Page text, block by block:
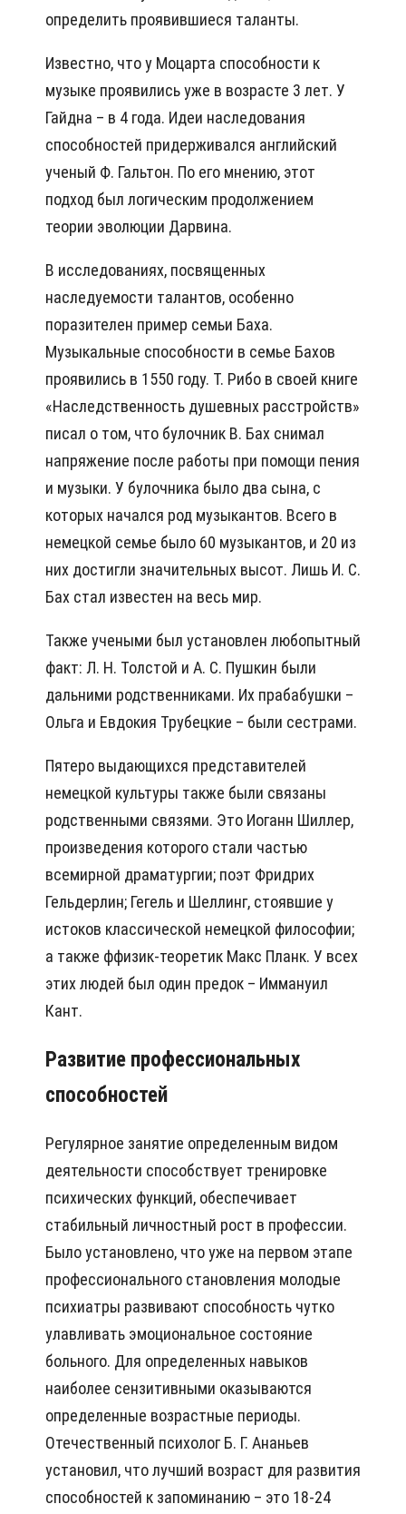
определить проявившиеся таланты.
Известно, что у Моцарта способности к
музыке проявились уже в возрасте 3 лет. У
Гайдна – в 4 года. Идеи наследования
способностей придерживался английский
ученый Ф. Гальтон. По его мнению, этот
подход был логическим продолжением
теории эволюции Дарвина.
В исследованиях, посвященных
наследуемости талантов, особенно
поразителен пример семьи Баха.
Музыкальные способности в семье Бахов
проявились в 1550 году. Т. Рибо в своей книге
«Наследственность душевных расстройств»
писал о том, что булочник В. Бах снимал
напряжение после работы при помощи пения
и музыки. У булочника было два сына, с
которых начался род музыкантов. Всего в
немецкой семье было 60 музыкантов, и 20 из
них достигли значительных высот. Лишь И. С.
Бах стал известен на весь мир.
Также учеными был установлен любопытный
факт: Л. Н. Толстой и А. С. Пушкин были
дальними родственниками. Их прабабушки –
Ольга и Евдокия Трубецкие – были сестрами.
Пятеро выдающихся представителей
немецкой культуры также были связаны
родственными связями. Это Иоганн Шиллер,
произведения которого стали частью
всемирной драматургии; поэт Фридрих
Гельдерлин; Гегель и Шеллинг, стоявшие у
истоков классической немецкой философии;
а также ффизик-теоретик Макс Планк. У всех
этих людей был один предок – Иммануил
Кант.
Развитие профессиональных
способностей
Регулярное занятие определенным видом
деятельности способствует тренировке
психических функций, обеспечивает
стабильный личностный рост в профессии.
Было установлено, что уже на первом этапе
профессионального становления молодые
психиатры развивают способность чутко
улавливать эмоциональное состояние
больного. Для определенных навыков
наиболее сензитивными оказываются
определенные возрастные периоды.
Отечественный психолог Б. Г. Ананьев
установил, что лучший возраст для развития
способностей к запоминанию – это 18-24